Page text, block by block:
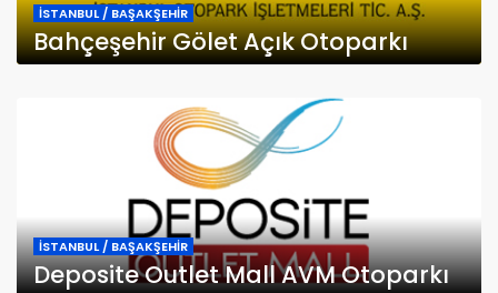
İSTANBUL / BAŞAKŞEHİR
Bahçeşehir Gölet Açık Otoparkı
İSTANBUL / BAŞAKŞEHİR
Deposite Outlet Mall AVM Otoparkı